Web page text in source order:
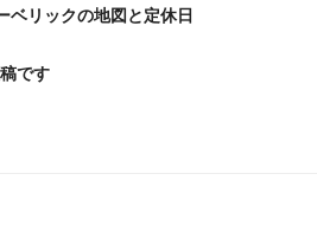
ベリックの地図と定休日
です